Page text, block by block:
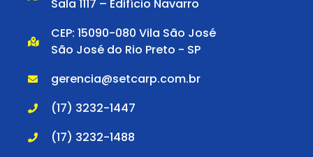
Sala 1117 – Edifício Navarro
CEP: 15090-080 Vila São José
São José do Rio Preto - SP
gerencia@setcarp.com.br
(17) 3232-1447
(17) 3232-1488